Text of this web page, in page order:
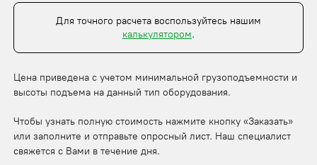
Для точного расчета воспользуйтесь нашим
калькулятором.
Цена приведена с учетом минимальной грузоподъемности и
высоты подъема на данный тип оборудования.
Чтобы узнать полную стоимость нажмите кнопку «Заказать»
или заполните и отправьте опросный лист. Наш специалист
свяжется с Вами в течение дня.